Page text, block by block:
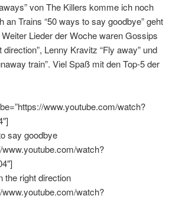
von The Killers komme ich noch
an Trains “50 ways to say goodbye” geht
Lieder der Woche waren Gossips
direction”, Lenny Kravitz “Fly away” und
train”. Viel Spaß mit den Top-5 der
www.youtube.com/watch?
say goodbye
www.youtube.com/watch?
the right direction
www.youtube.com/watch?